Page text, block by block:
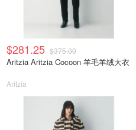
$281.25 $375.00
Aritzia Aritzia Cocoon 羊毛羊绒大衣
Aritzia